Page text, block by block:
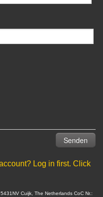
Log in first. Click
Cuijk, The Netherlands CoC Nr.: